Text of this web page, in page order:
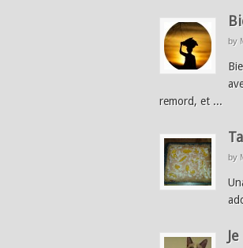
by
remord, et ...
by